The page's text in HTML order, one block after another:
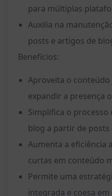
para múltiplas
Auxilia na
posts e artigos de
Benefícios:
Aproveita o
expandir a presença
Simplifica o
blog a partir de posts
Aumenta a eficiência
curtas em conteúdo
Permite uma
integrada e coesa